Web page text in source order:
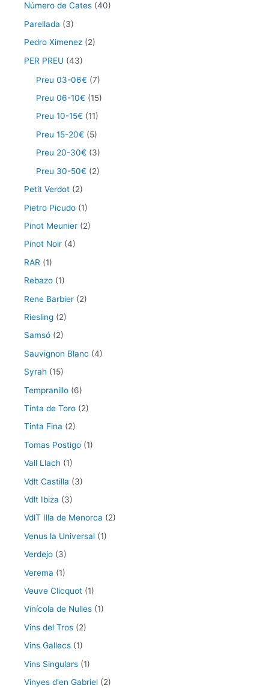
Número de Cates (40)
Parellada (3)
Pedro Ximenez (2)
PER PREU (43)
Preu 03-06€ (7)
Preu 06-10€ (15)
Preu 10-15€ (11)
Preu 15-20€ (5)
Preu 20-30€ (3)
Preu 30-50€ (2)
Petit Verdot (2)
Pietro Picudo (1)
Pinot Meunier (2)
Pinot Noir (4)
RAR (1)
Rebazo (1)
Rene Barbier (2)
Riesling (2)
Samsó (2)
Sauvignon Blanc (4)
Syrah (15)
Tempranillo (6)
Tinta de Toro (2)
Tinta Fina (2)
Tomas Postigo (1)
Vall Llach (1)
Vdlt Castilla (3)
Vdlt Ibiza (3)
VdlT Illa de Menorca (2)
Venus la Universal (1)
Verdejo (3)
Verema (1)
Veuve Clicquot (1)
Vinícola de Nulles (1)
Vins del Tros (2)
Vins Gallecs (1)
Vins Singulars (1)
Vinyes d'en Gabriel (2)